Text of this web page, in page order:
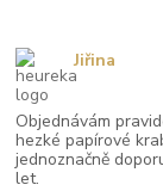
Objednávám
hezké papírové
jednoznačně
let.
Jiřina